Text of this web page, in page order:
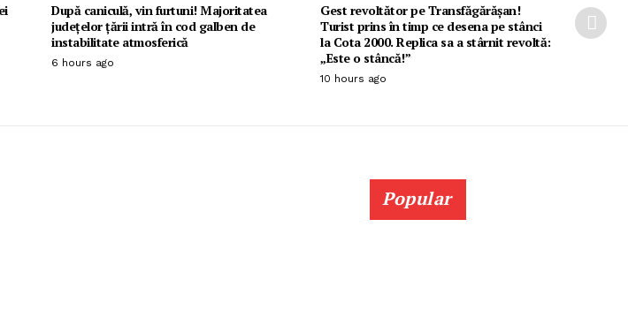
După caniculă, vin furtuni! Majoritatea
județelor țării intră în cod galben de
instabilitate atmosferică
6 hours ago
Gest revoltător pe Transfăgărășan!
Turist prins în timp ce desena pe stânci
la Cota 2000. Replica sa a stârnit revoltă:
„Este o stâncă!”
10 hours ago
Popular